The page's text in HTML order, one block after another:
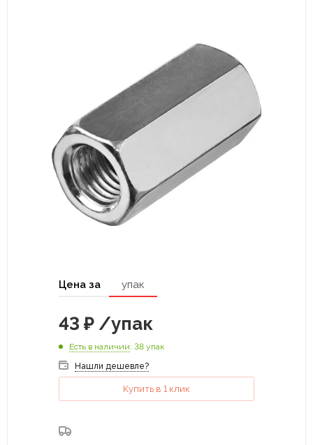
Цена за упак
43 ₽ /упак
Есть в наличии: 38 упак
Нашли дешевле?
Купить в 1 клик